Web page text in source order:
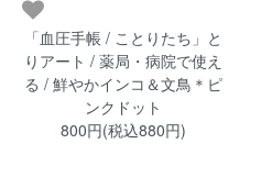
「血圧手帳 / ことりたち」と
りアート / 薬局・病院で使え
る / 鮮やかインコ＆文鳥＊ピ
ンクドット
800円(税込880円)